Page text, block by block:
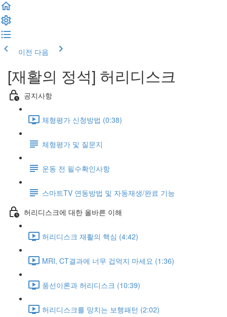
이전 다음
[재활의 정석] 허리디스크
공지사항
체형평가 신청방법 (0:38)
체형평가 및 질문지
운동 전 필수확인사항
스마트TV 연동방법 및 자동재생/완료 기능
허리디스크에 대한 올바른 이해
허리디스크 재활의 핵심 (4:42)
MRI, CT결과에 너무 겁먹지 마세요 (1:36)
풍선이론과 허리디스크 (10:39)
허리디스크를 망치는 보행패턴 (2:02)